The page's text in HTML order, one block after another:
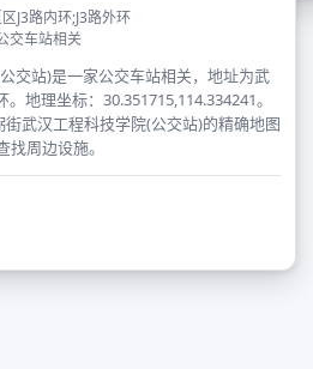
J3路内环;J3路外环
交车站相关
交站)是一家公交车站相关，地址为武
地理坐标：30.351715,114.334241。
武汉工程科技学院(公交站)的精确地图
周边设施。